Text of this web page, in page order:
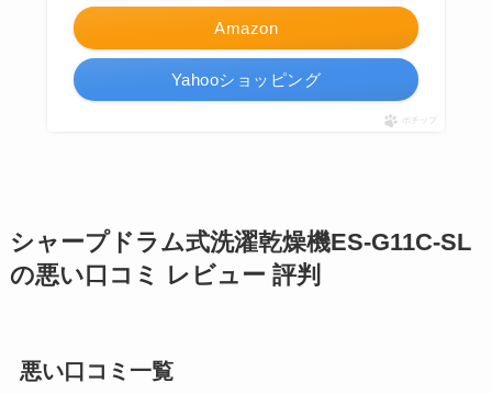
Amazon
Yahooショッピング
ポチップ
シャープドラム式洗濯乾燥機ES-G11C-SL
の悪い口コミ レビュー 評判
悪い口コミ一覧